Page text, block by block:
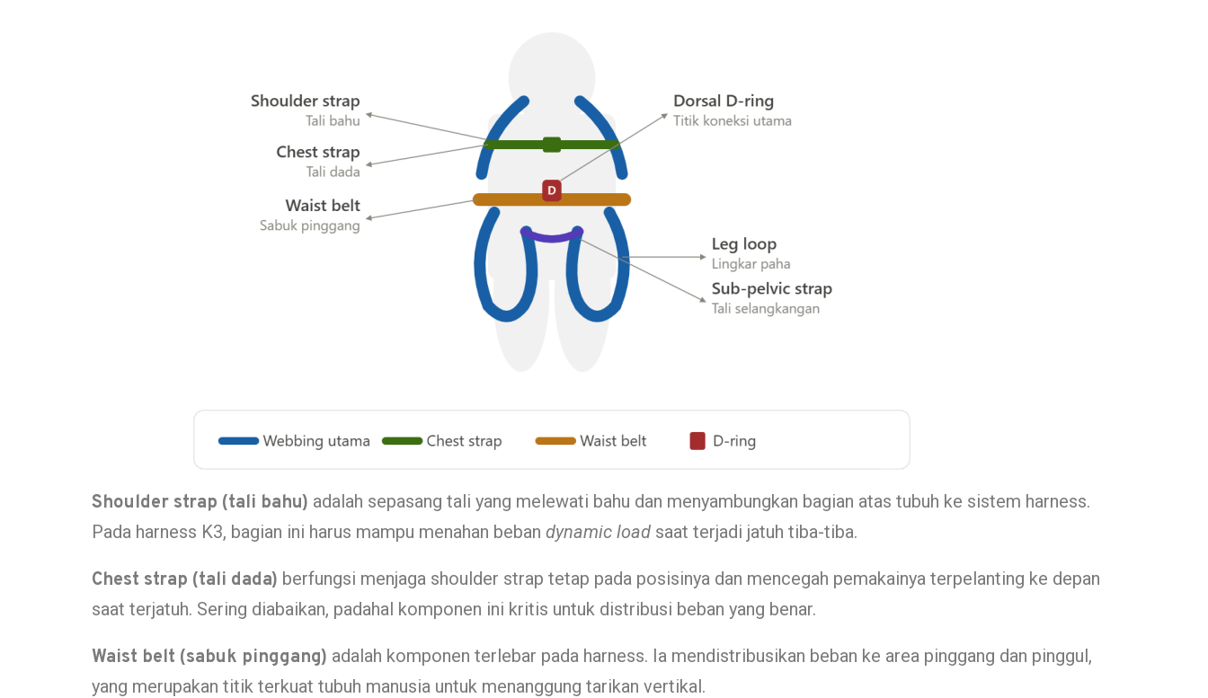
Shoulder strap (tali bahu) adalah sepasang tali yang melewati bahu dan menyambungkan bagian atas tubuh ke sistem harness.
Pada harness K3, bagian ini harus mampu menahan beban dynamic load saat terjadi jatuh tiba-tiba.
Chest strap (tali dada) berfungsi menjaga shoulder strap tetap pada posisinya dan mencegah pemakainya terpelanting ke depan
saat terjatuh. Sering diabaikan, padahal komponen ini kritis untuk distribusi beban yang benar.
Waist belt (sabuk pinggang) adalah komponen terlebar pada harness. Ia mendistribusikan beban ke area pinggang dan pinggul,
yang merupakan titik terkuat tubuh manusia untuk menanggung tarikan vertikal.